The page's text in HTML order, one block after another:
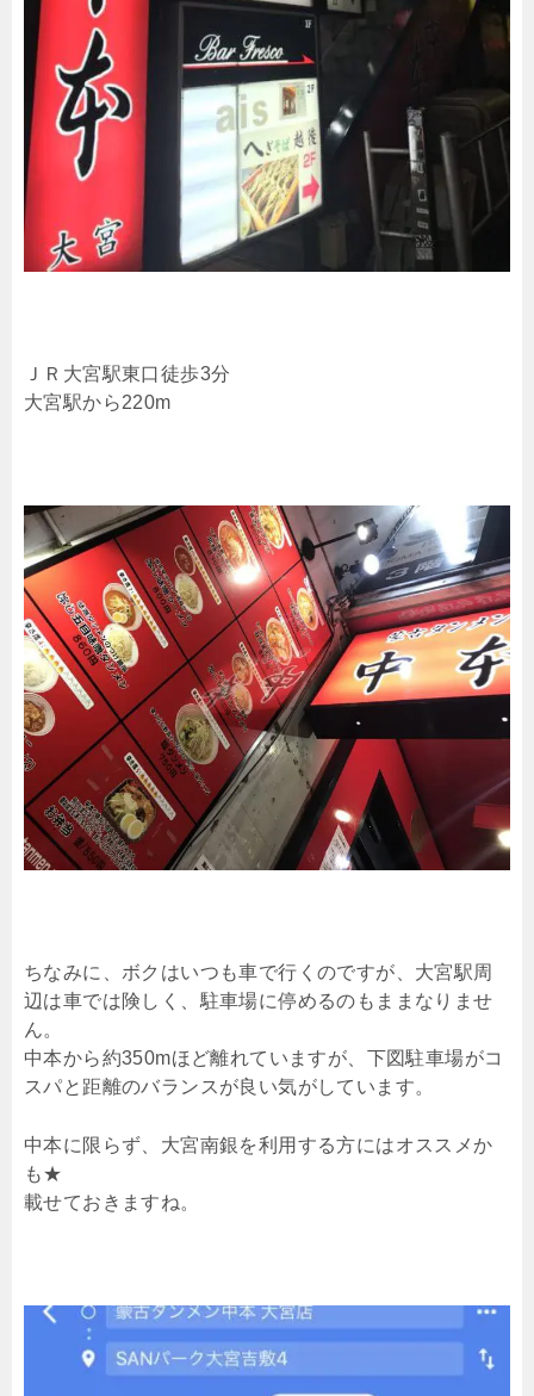
ＪＲ大宮駅東口徒歩3分
大宮駅から220m
ちなみに、ボクはいつも車で行くのですが、大宮駅周
辺は車では険しく、駐車場に停めるのもままなりませ
ん。
中本から約350mほど離れていますが、下図駐車場がコ
スパと距離のバランスが良い気がしています。
中本に限らず、大宮南銀を利用する方にはオススメか
も★
載せておきますね。